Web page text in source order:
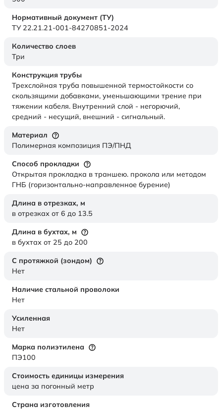
Нормативный документ (ТУ)
ТУ 22.21.21-001-84270851-2024
Количество слоев
Три
Конструкция трубы
Трехслойная труба повышенной термостойкости со
скользящими добавками, уменьшающими трение при
тяжении кабеля. Внутренний слой - негорючий,
средний - несущий, внешний - сигнальный.
Материал
Полимерная композиция ПЭ/ПНД
Способ прокладки
Открытая прокладка в траншею. прокола или методом
ГНБ (горизонтально-направленное бурение)
Длина в отрезках, м
в отрезках от 6 до 13.5
Длина в бухтах, м
в бухтах от 25 до 200
С протяжкой (зондом)
Нет
Наличие стальной проволоки
Нет
Усиленная
Нет
Марка полиэтилена
ПЭ100
Стоимость единицы измерения
цена за погонный метр
Страна изготовления